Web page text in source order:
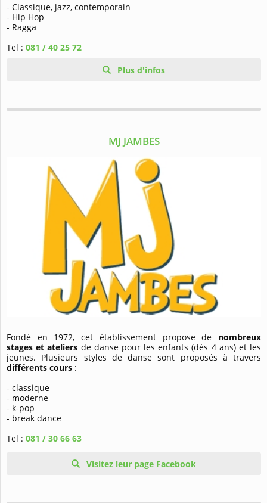
- Classique, jazz, contemporain
- Hip Hop
- Ragga
Tel : 081 / 40 25 72
Plus d'infos
MJ JAMBES
Fondé en 1972, cet établissement propose de nombreux
stages et ateliers de danse pour les enfants (dès 4 ans) et les
jeunes. Plusieurs styles de danse sont proposés à travers
différents cours :
- classique
- moderne
- k-pop
- break dance
Tel : 081 / 30 66 63
Visitez leur page Facebook